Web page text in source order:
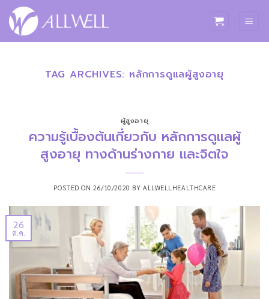
ข้าม
ไป
TAG ARCHIVES: หลักการดูแลผู้สูงอายุ
ผู้สูงอายุ
ความรู้เบื้องต้นเกี่ยวกับ หลักการดูแลผู้
สูงอายุ ทางด้านร่างกาย และจิตใจ
POSTED ON26/10/2020 BY ALLWELLHEALTHCARE
26
ต.ค.